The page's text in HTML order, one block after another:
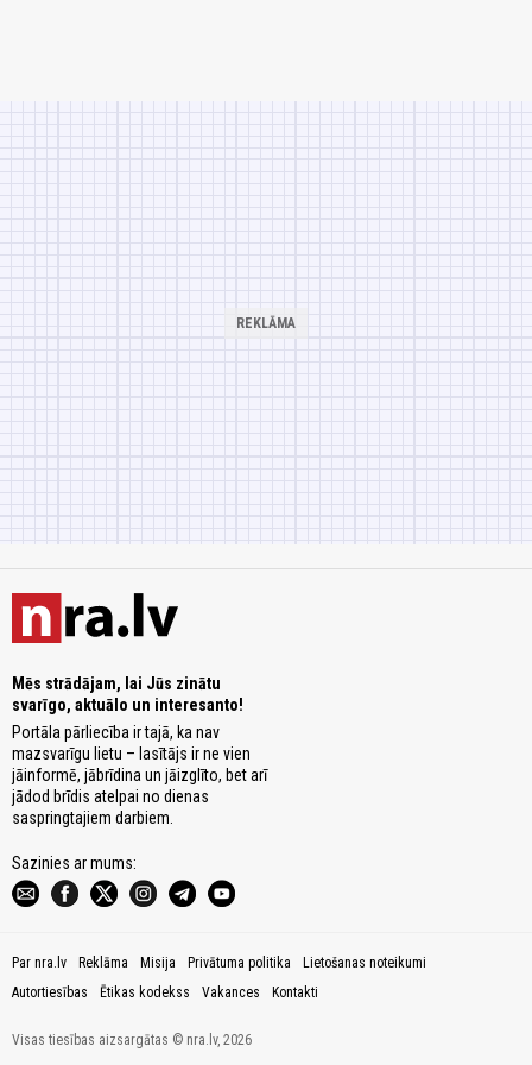
Mēs strādājam, lai Jūs zinātu
svarīgo, aktuālo un interesanto!
Portāla pārliecība ir tajā, ka nav
mazsvarīgu lietu – lasītājs ir ne vien
jāinformē, jābrīdina un jāizglīto, bet arī
jādod brīdis atelpai no dienas
saspringtajiem darbiem.
Sazinies ar mums:
Par nra.lv Reklāma Misija Privātuma politika
Lietošanas noteikumi
Autortiesības
Ētikas kodekss Vakances Kontakti
Visas tiesības aizsargātas © nra.lv, 2026